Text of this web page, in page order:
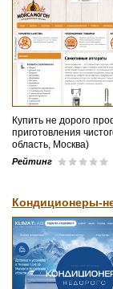
Купить не дорого
приготовления
область, Москва)
Рейтинг
Кондиционеры-